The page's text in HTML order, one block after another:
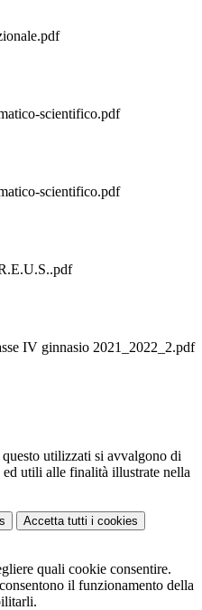
scientifico.pdf
scientifico.pdf
IV ginnasio 2021_2022_2.pdf
utilizzati si avvalgono di
utili alle finalità illustrate nella
Accetta tutti i cookies
quali cookie consentire.
il funzionamento della